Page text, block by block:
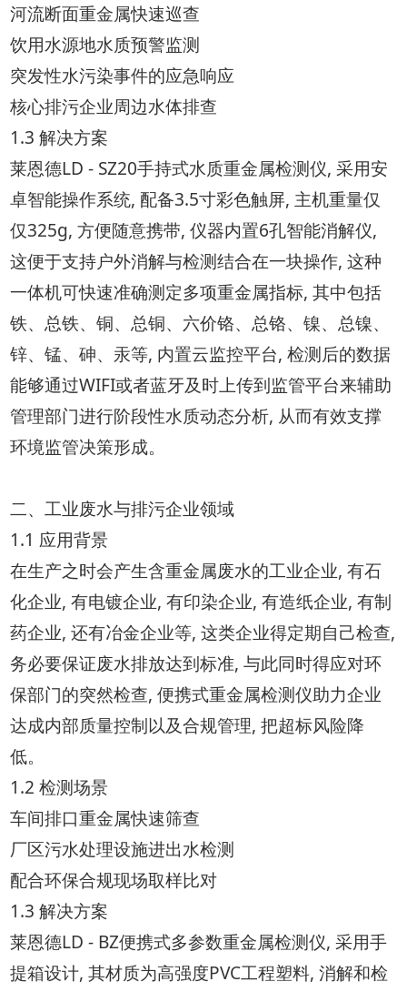
河流断面重金属快速巡查
饮用水源地水质预警监测
突发性水污染事件的应急响应
核心排污企业周边水体排查
1.3 解决方案
莱恩德LD - SZ20手持式水质重金属检测仪, 采用安
卓智能操作系统, 配备3.5寸彩色触屏, 主机重量仅
仅325g, 方便随意携带, 仪器内置6孔智能消解仪,
这便于支持户外消解与检测结合在一块操作, 这种
一体机可快速准确测定多项重金属指标, 其中包括
铁、总铁、铜、总铜、六价铬、总铬、镍、总镍、
锌、锰、砷、汞等, 内置云监控平台, 检测后的数据
能够通过WIFI或者蓝牙及时上传到监管平台来辅助
管理部门进行阶段性水质动态分析, 从而有效支撑
环境监管决策形成。
二、工业废水与排污企业领域
1.1 应用背景
在生产之时会产生含重金属废水的工业企业, 有石
化企业, 有电镀企业, 有印染企业, 有造纸企业, 有制
药企业, 还有冶金企业等, 这类企业得定期自己检查,
务必要保证废水排放达到标准, 与此同时得应对环
保部门的突然检查, 便携式重金属检测仪助力企业
达成内部质量控制以及合规管理, 把超标风险降
低。
1.2 检测场景
车间排口重金属快速筛查
厂区污水处理设施进出水检测
配合环保合规现场取样比对
1.3 解决方案
莱恩德LD - BZ便携式多参数重金属检测仪, 采用手
提箱设计, 其材质为高强度PVC工程塑料, 消解和检